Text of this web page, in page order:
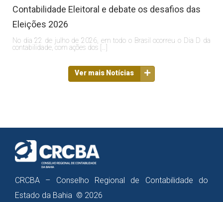
Contabilidade Eleitoral e debate os desafios das
Eleições 2026
No dia 22 de julho de 2026, em todo o Brasil ocorreu o Dia D da
contabilidade, com ações dos […]
Ver mais Notícias
CRCBA – Conselho Regional de Contabilidade do
Estado da Bahia © 2026